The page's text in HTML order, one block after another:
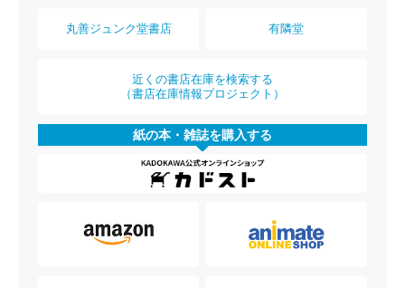
丸善ジュンク堂書店 有隣堂
近くの書店在庫を検索する
（書店在庫情報プロジェクト）
紙の本・雑誌を購入する